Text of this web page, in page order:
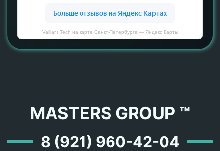
Vaillant Tech на карте Санкт‑Петербурга — Яндекс Карты
MASTERS GROUP ™
8 (921) 960-42-04